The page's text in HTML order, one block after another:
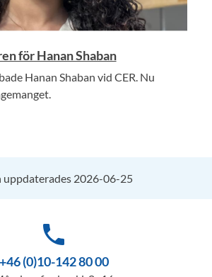
för Hanan Shaban
Hanan Shaban vid CER. Nu
uppdaterades 2026-06-25
phone
+46 (0)10-142 80 00